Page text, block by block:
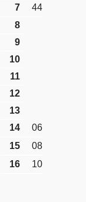
7
44
8
9
10
11
12
13
14
06
15
08
16
10